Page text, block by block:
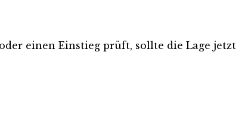
einen Einstieg prüft, sollte die Lage jetzt